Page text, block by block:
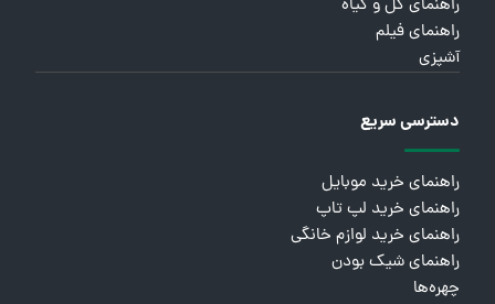
راهنمای گل و گیاه
راهنمای فیلم
آشپزی
دسترسی سریع
راهنمای خرید موبایل
راهنمای خرید لپ تاپ
راهنمای خرید لوازم خانگی
راهنمای شیک بودن
چهره‌ها